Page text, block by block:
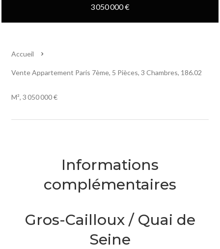
3 050 000 €
Accueil
Vente Appartement Paris 7ème, 5 Pièces, 3 Chambres, 186.02
M², 3 050 000 €
Informations
complémentaires
Gros-Cailloux / Quai de
Seine